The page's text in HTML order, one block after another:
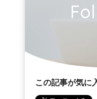
この記事が気に